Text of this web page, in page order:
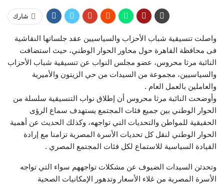
شارك
واصلت تنسيقية شباب الأحزاب والسياسيين عقد جلساتها النقاشية
فى محافظة القاهرة حول محاور الحوار الوطني، حيث استضافت
النائبة مرثا محروس، عضو مجلس النواب عن تنسيقية شباب الأحزاب
والسياسيين، مجموعة من السيدات من حي الزيتون والأميرية
والعاملين بالعمل العام .
وأوضحت النائبة مرثا محروس أن إطلاق نواب التنسيقية سلسلة من
الحوار الوطني بين جميع فئات المجتمع يستهدف سماع الرؤى
الحقيقية للمواطن والتحديات التي تواجهه، وكذلك الحديث عن أهمية
الحوار الوطني لنقل كل تحديات الأسرة المصرية تزامنا مع إرادة
القيادة السياسية للاستماع لكل فئات المجتمع المصري .
وتحدثن السيدات الضيوف عن مشكلات تواجههم سواء التي تواجه
الأسرة المصرية من غلاء الأسعار وتدهور الإمكانيات الصحية